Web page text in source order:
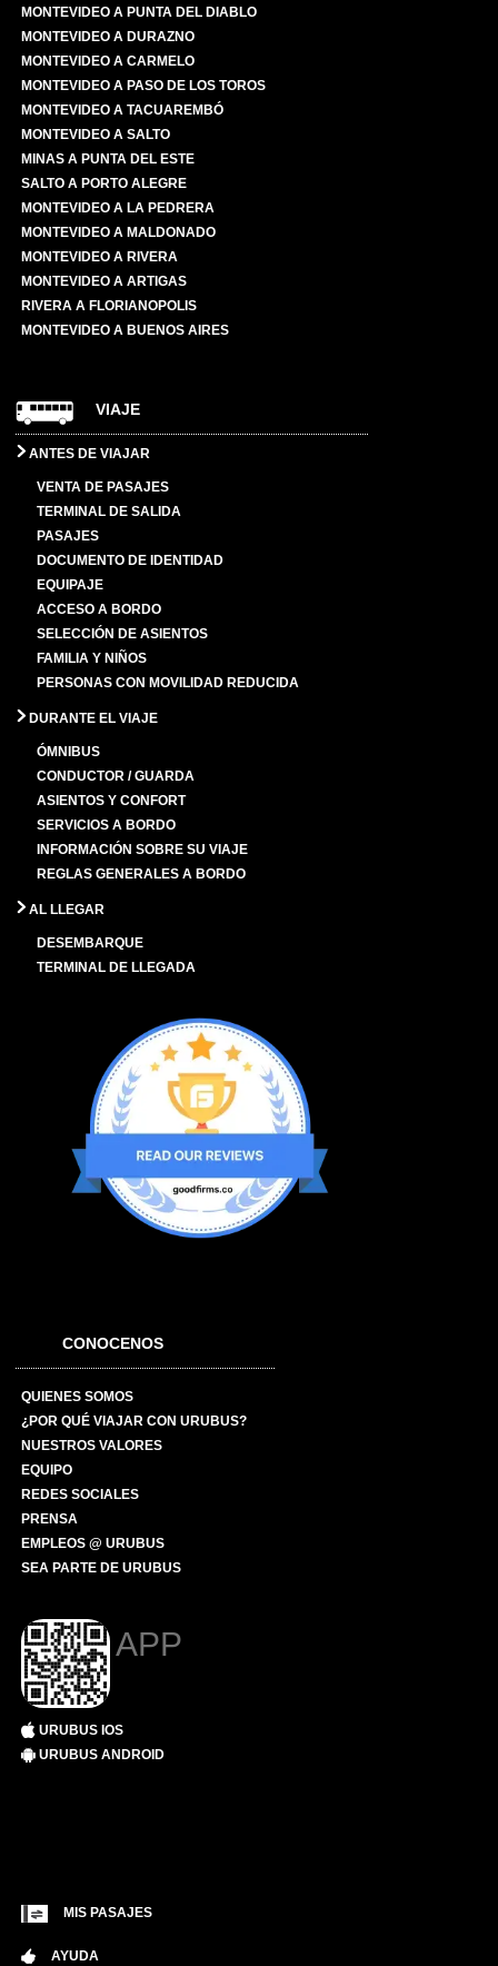
MONTEVIDEO A PUNTA DEL DIABLO
MONTEVIDEO A DURAZNO
MONTEVIDEO A CARMELO
MONTEVIDEO A PASO DE LOS TOROS
MONTEVIDEO A TACUAREMBÓ
MONTEVIDEO A SALTO
MINAS A PUNTA DEL ESTE
SALTO A PORTO ALEGRE
MONTEVIDEO A LA PEDRERA
MONTEVIDEO A MALDONADO
MONTEVIDEO A RIVERA
MONTEVIDEO A ARTIGAS
RIVERA A FLORIANOPOLIS
MONTEVIDEO A BUENOS AIRES
VIAJE
ANTES DE VIAJAR
VENTA DE PASAJES
TERMINAL DE SALIDA
PASAJES
DOCUMENTO DE IDENTIDAD
EQUIPAJE
ACCESO A BORDO
SELECCIÓN DE ASIENTOS
FAMILIA Y NIÑOS
PERSONAS CON MOVILIDAD REDUCIDA
DURANTE EL VIAJE
ÓMNIBUS
CONDUCTOR / GUARDA
ASIENTOS Y CONFORT
SERVICIOS A BORDO
INFORMACIÓN SOBRE SU VIAJE
REGLAS GENERALES A BORDO
AL LLEGAR
DESEMBARQUE
TERMINAL DE LLEGADA
CONOCENOS
QUIENES SOMOS
¿POR QUÉ VIAJAR CON URUBUS?
NUESTROS VALORES
EQUIPO
REDES SOCIALES
PRENSA
EMPLEOS @ URUBUS
SEA PARTE DE URUBUS
APP
URUBUS IOS
URUBUS ANDROID
MIS PASAJES
AYUDA